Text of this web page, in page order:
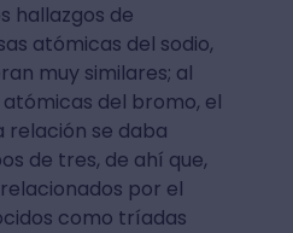
hallazgos de
atómicas del sodio,
muy similares; al
atómicas del bromo, el
relación se daba
de tres, de ahí que,
por el
como tríadas